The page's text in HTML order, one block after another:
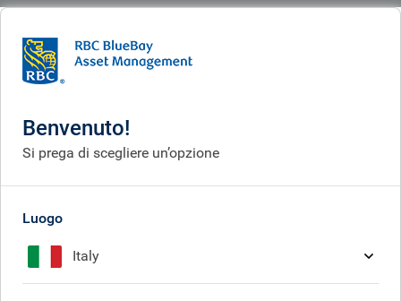
What we think
Market view: fixed income ed
equity
Dec 08, 2025
Benvenuto!
Si prega di scegliere un’opzione
Luogo
Italy